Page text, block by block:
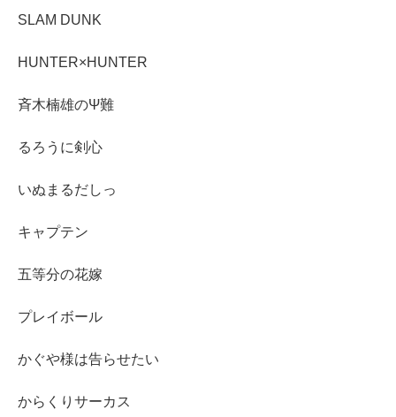
SLAM DUNK
HUNTER×HUNTER
斉木楠雄のΨ難
るろうに剣心
いぬまるだしっ
キャプテン
五等分の花嫁
プレイボール
かぐや様は告らせたい
からくりサーカス